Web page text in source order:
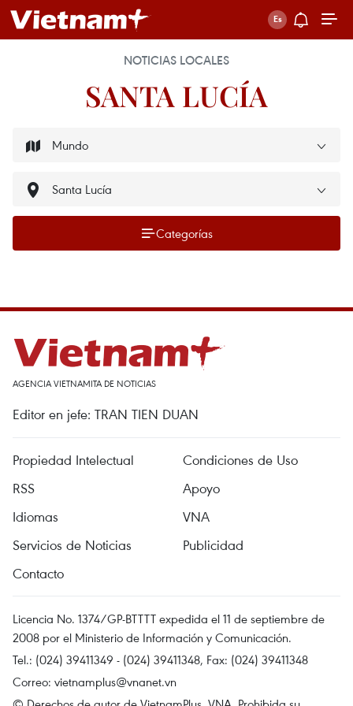
NOTICIAS LOCALES
SANTA LUCÍA
Categorías
AGENCIA VIETNAMITA DE NOTICIAS
Editor en jefe: TRAN TIEN DUAN
Propiedad Intelectual
Condiciones de Uso
RSS
Apoyo
Idiomas
VNA
Servicios de Noticias
Publicidad
Contacto
Licencia No. 1374/GP-BTTTT expedida el 11 de septiembre de
2008 por el Ministerio de Información y Comunicación.
Tel.: (024) 39411349 - (024) 39411348, Fax: (024) 39411348
Correo: vietnamplus@vnanet.vn